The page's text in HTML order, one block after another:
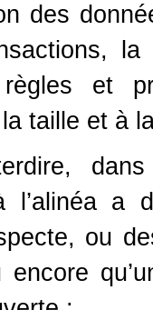
des
et
taille et à
dans
l’alinéa a
ou
encore